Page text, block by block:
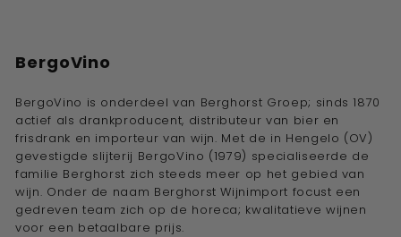
BergoVino
BergoVino is onderdeel van Berghorst Groep; sinds 1870
actief als drankproducent, distributeur van bier en
frisdrank en importeur van wijn. Met de in Hengelo (OV)
gevestigde slijterij BergoVino (1979) specialiseerde de
familie Berghorst zich steeds meer op het gebied van
wijn. Onder de naam Berghorst Wijnimport focust een
gedreven team zich op de horeca; kwalitatieve wijnen
voor een betaalbare prijs.